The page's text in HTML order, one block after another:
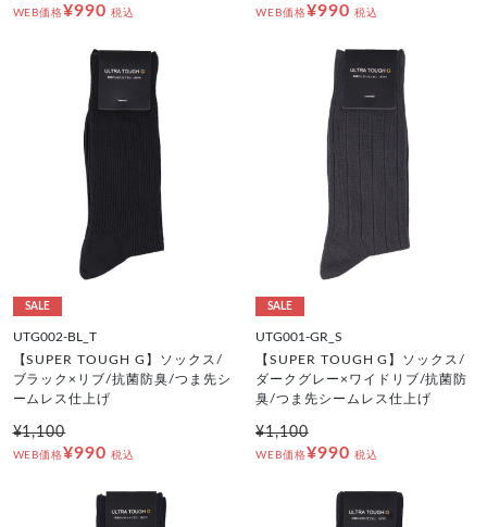
WEB価格¥990 税込 WEB価格¥990 税込
SALE
UTG002-BL_T
【SUPER TOUGH G】ソックス/
ブラック×リブ/抗菌防臭/つま先シ
ームレス仕上げ
¥1,100
WEB価格¥990 税込
SALE
UTG001-GR_S
【SUPER TOUGH G】ソックス/
ダークグレー×ワイドリブ/抗菌防
臭/つま先シームレス仕上げ
¥1,100
WEB価格¥990 税込